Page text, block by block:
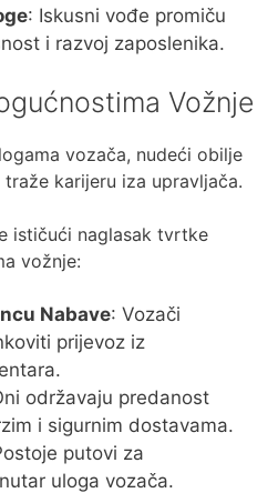
: Iskusni vođe promiču
i razvoj zaposlenika.
Vožnje
vozača, nudeći obilje
karijeru iza upravljača.
ističući naglasak tvrtke
vožnje:
Nabave: Vozači
prijevoz iz
održavaju predanost
i sigurnim dostavama.
putovi za
uloga vozača.